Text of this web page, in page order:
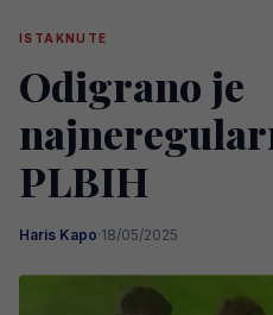
ISTAKNUTE
Odigrano je
PLBIH
Haris Kapo·18/05/2025